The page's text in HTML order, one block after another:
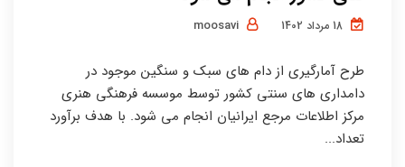
طرح آمارگیری از دام های سبک و سنگین موجود در
دامداری های سنتی کشور توسط موسسه فرهنگی هنری
مرکز اطلاعات مرجع ایرانیان انجام می شود. با هدف برآورد
تعداد...